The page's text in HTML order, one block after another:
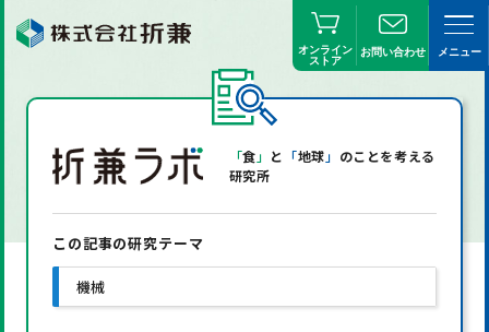
オンライン
ストア
お問い合わせ メニュー
「食 」 と 「地球 」 のことを考える
研究所
この記事の研究テーマ
機械